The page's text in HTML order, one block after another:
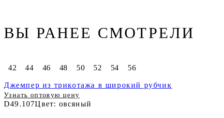
ВЫ РАНЕЕ СМОТРЕЛИ
42 44 46 48 50 52 54 56
Джемпер из трикотажа в широкий рубчик
Узнать оптовую цену
D49.107Цвет: овсяный